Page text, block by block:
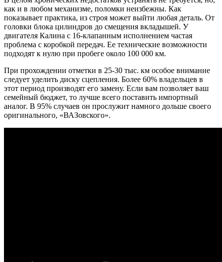
как и в любом механизме, поломки неизбежны. Как
показывает практика, из строя может выйти любая деталь. От
головки блока цилиндров до смещения вкладышей. У
двигателя Калина с 16-клапанным исполнением частая
проблема с коробкой передач. Ее технические возможности
подходят к нулю при пробеге около 100 000 км.
При прохождении отметки в 25-30 тыс. км особое внимание
следует уделить диску сцепления. Более 60% владельцев в
этот период производят его замену. Если вам позволяет ваш
семейный бюджет, то лучше всего поставить импортный
аналог. В 95% случаев он прослужит намного дольше своего
оригинального, «ВАЗовского».